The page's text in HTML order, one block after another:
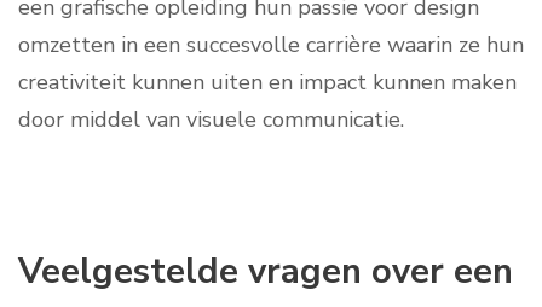
een grafische opleiding hun passie voor design
omzetten in een succesvolle carrière waarin ze hun
creativiteit kunnen uiten en impact kunnen maken
door middel van visuele communicatie.
Veelgestelde vragen over een